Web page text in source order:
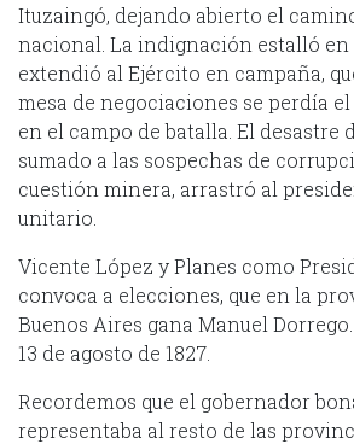
Ituzaingó, dejando abierto el
nacional. La indignación estalló en
extendió al Ejército en campaña,
mesa de negociaciones se perdía
en el campo de batalla. El desastre
sumado a las sospechas de
cuestión minera, arrastró al
unitario.
Vicente López y Planes como
convoca a elecciones, que en la
Buenos Aires gana Manuel
13 de agosto de 1827.
Recordemos que el gobernador
representaba al resto de las